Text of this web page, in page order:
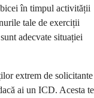
în timpul activității
tale de exerciții
adecvate situației
extrem de solicitante
ai un ICD. Acesta te